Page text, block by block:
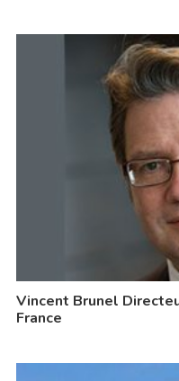
Vincent Brunel
France